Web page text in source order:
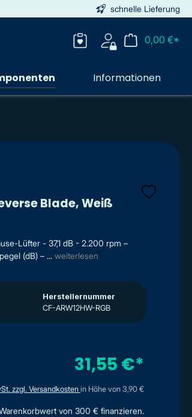
schnelle Lieferung
0,00 €*
Informationen
Blade, Weiß
Lüfter - 37,1 dB - 2.200 rpm –
(dB) – ... weiterlesen
Herstellernummer
CF-ARW12HW-RGB
31,55 €*
zzgl. Versandkosten in Höhe von 3,90 €
von 300 € finanzieren.